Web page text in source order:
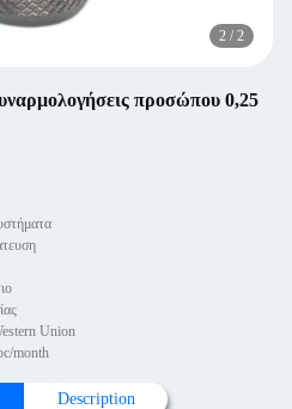
2 / 2
προσώπου 0,25
Union
month
Description